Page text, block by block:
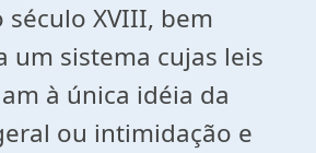
século XVIII, bem
um sistema cujas leis
à única idéia da
ou intimidação e